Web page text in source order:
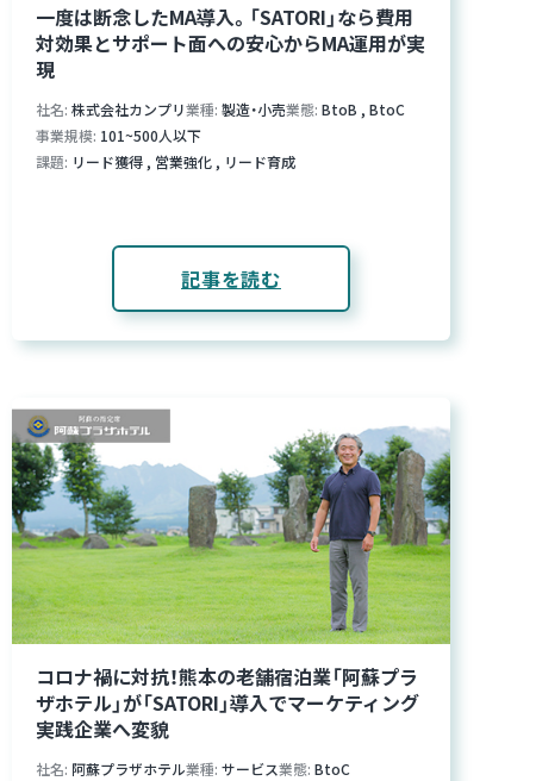
一度は断念したMA導入。「SATORI」なら費用
対効果とサポート面への安心からMA運用が実
現
社名 株式会社カンプリ業種 製造・小売業態 BtoB , BtoC
事業規模 101~500人以下
課題 リード獲得 , 営業強化 , リード育成
記事を読む
コロナ禍に対抗！熊本の老舗宿泊業「阿蘇プラ
ザホテル」が「SATORI」導入でマーケティング
実践企業へ変貌
社名 阿蘇プラザホテル業種 サービス業態 BtoC